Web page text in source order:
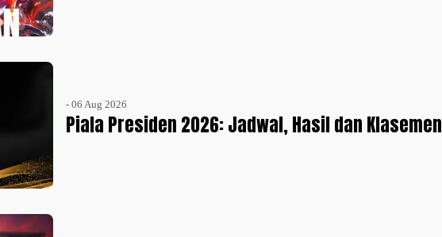
- 06 Aug 2026
Piala Presiden 2026: Jadwal, Hasil dan Klasemen